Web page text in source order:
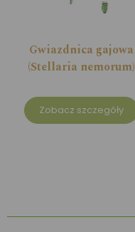
Gwiazdnica gajowa
(Stellaria nemorum)
Zobacz szczegóły